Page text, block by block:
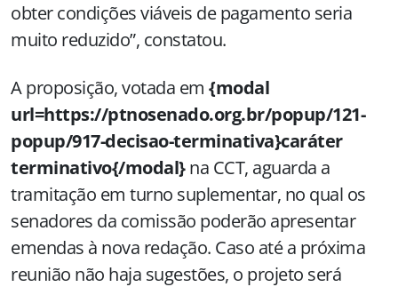
obter condições viáveis de pagamento seria
muito reduzido”, constatou.
A proposição, votada em {modal
url=https://ptnosenado.org.br/popup/121-
popup/917-decisao-terminativa}caráter
terminativo{/modal}na CCT, aguarda a
tramitação em turno suplementar, no qual os
senadores da comissão poderão apresentar
emendas à nova redação. Caso até a próxima
reunião não haja sugestões, o projeto será